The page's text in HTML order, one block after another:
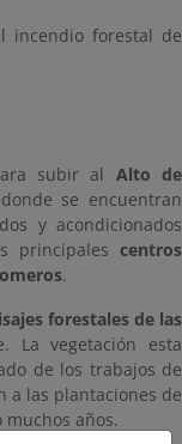
incendio forestal de
subir al Alto de
se encuentran
y acondicionados
principales centros
.
forestales de las
La vegetación esta
de los trabajos de
a las plantaciones de
años.